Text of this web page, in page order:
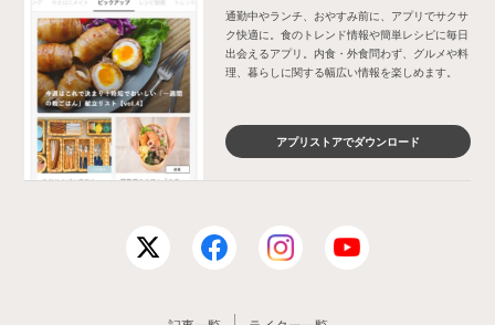
通勤中やランチ、おやすみ前に、アプリでサクサ
ク快適に。食のトレンド情報や簡単レシピに毎日
出会えるアプリ。内食・外食問わず、グルメや料
理、暮らしに関する幅広い情報を楽しめます。
アプリストアでダウンロード